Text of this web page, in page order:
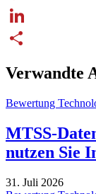
Twitter
LinkedIn
Verwandte
Bewertung
MTSS-
nutzen Sie
31. Juli 2026